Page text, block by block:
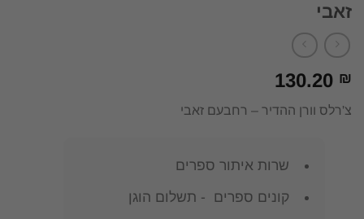
זאבי
130.20 ₪
צ'רלס וורן ההדיר – רחבעם זאבי
שרות איתור ספרים
קונים ספרים - תשלום הוגן